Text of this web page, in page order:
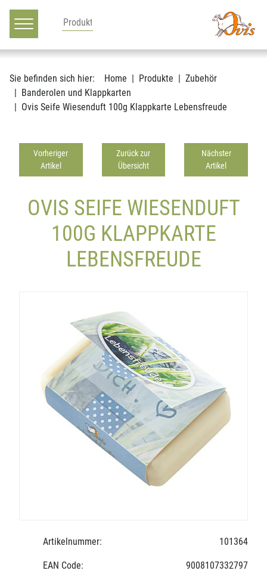
Hauptnavigation
Zum Inhalt
Sie befinden sich hier: Home Produkte
Zubehör
Banderolen und Klappkarten
Ovis Seife Wiesenduft 100g Klappkarte Lebensfreude
Vorheriger
Artikel
Zurück zur
Übersicht
Nächster
Artikel
OVIS SEIFE WIESENDUFT
100G KLAPPKARTE
LEBENSFREUDE
Artikelnummer: 101364
EAN Code: 9008107332797